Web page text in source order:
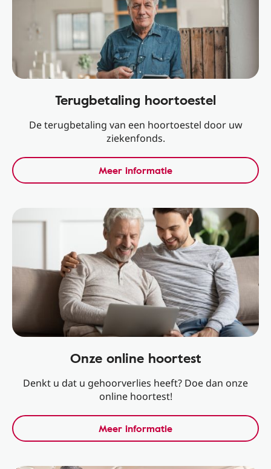
Terugbetaling hoortoestel
De terugbetaling van een hoortoestel door uw
ziekenfonds.
Meer informatie
Onze online hoortest
Denkt u dat u gehoorverlies heeft? Doe dan onze
online hoortest!
Meer informatie